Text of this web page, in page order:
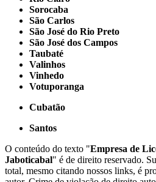
Sorocaba
São Carlos
São José do Rio Preto
São José dos Campos
Taubaté
Valinhos
Vinhedo
Votuporanga
Cubatão
Santos
O conteúdo do texto "Empresa de
Jaboticabal" é de direito reservado.
total, mesmo citando nossos links, é